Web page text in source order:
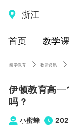
浙江
首页 教学
秦学教育 教育资讯
伊顿教育高
吗？
小蜜蜂